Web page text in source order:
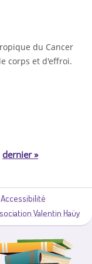
du Cancer
corps et d'effroi.
dernier»
Accessibilité
Valentin Haüy